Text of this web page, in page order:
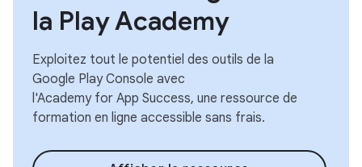
la Play Academy
Exploitez tout le potentiel des outils de la
Google Play Console avec
l'Academy for App Success, une ressource de
formation en ligne accessible sans frais.